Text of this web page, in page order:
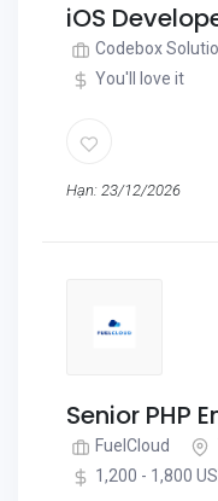
iOS
Codebox
You'll love it
Hạn: 23/12/2026
Senior PHP
FuelCloud
1,200 - 1,800